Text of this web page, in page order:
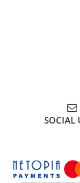
Tablouri
TablouriSOCIAL